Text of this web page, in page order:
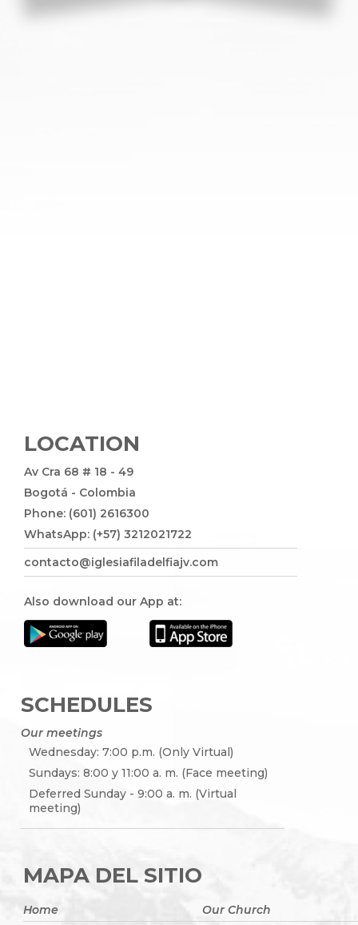
LOCATION
Av Cra 68 # 18 - 49
Bogotá - Colombia
Phone: (601) 2616300
WhatsApp: (+57) 3212021722
contacto@iglesiafiladelfiajv.com
Also download our App at:
SCHEDULES
Our meetings
Wednesday: 7:00 p.m. (Only Virtual)
Sundays: 8:00 y 11:00 a. m. (Face meeting)
Deferred Sunday - 9:00 a. m. (Virtual
meeting)
MAPA DEL SITIO
Home Our Church